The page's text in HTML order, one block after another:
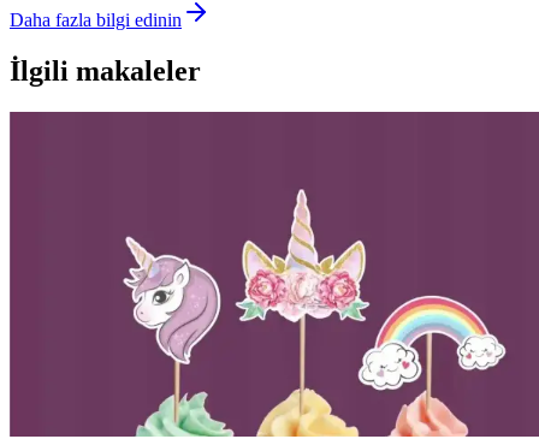
Daha fazla bilgi edinin
İlgili makaleler